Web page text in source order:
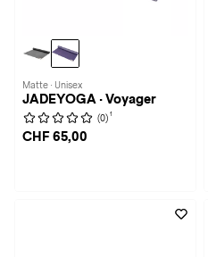
Matte · Unisex
JADEYOGA · Voyager
(0) 1
CHF 65,00